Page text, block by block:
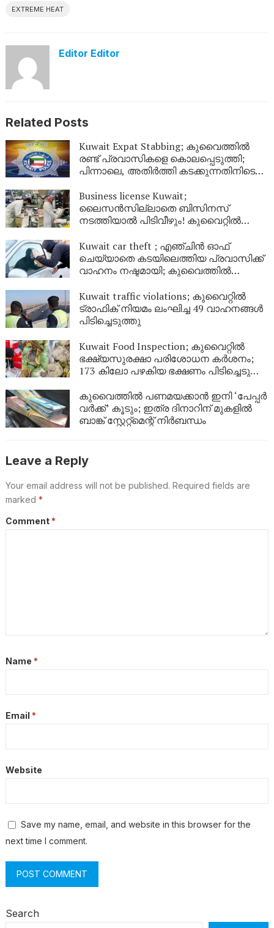
EXTREME HEAT
Editor Editor
Related Posts
Kuwait Expat Stabbing; കുവൈത്തിൽ
രണ്ട് പ്രവാസികളെ കൊലപ്പെടുത്തി;
പിന്നാലെ, അതിർത്തി കടക്കുന്നതിനിടെ
Business license Kuwait;
ലൈസൻസില്ലാതെ ബിസിനസ്
നടത്തിയാൽ പിടിവീഴും! കുവൈറ്റിൽ
Kuwait car theft ; എഞ്ചിൻ ഓഫ്
ചെയ്യാതെ കടയിലെത്തിയ പ്രവാസിക്ക്
വാഹനം നഷ്ടമായി; കുവൈത്തില്‍
Kuwait traffic violations; കുവൈറ്റിൽ
ട്രാഫിക് നിയമം ലംഘിച്ച 49 വാഹനങ്ങൾ
പിടിച്ചെടുത്തു
Kuwait Food Inspection; കുവൈറ്റിൽ
ഭക്ഷ്യസുരക്ഷാ പരിശോധന കർശനം;
173 കിലോ പഴകിയ ഭക്ഷണം പിടിച്ചെടുത്ത്
കുവൈത്തിൽ പണമയക്കാൻ ഇനി ‘പേപ്പർ
വർക്ക്’ കൂടും; ഇത്ര ദിനാറിന് മുകളിൽ
ബാങ്ക് സ്റ്റേറ്റ്മെന്റ് നിർബന്ധം
Leave a Reply
Your email address will not be published. Required fields are
marked *
Comment *
Name *
Email *
Website
Save my name, email, and website in this browser for the
next time I comment.
Search